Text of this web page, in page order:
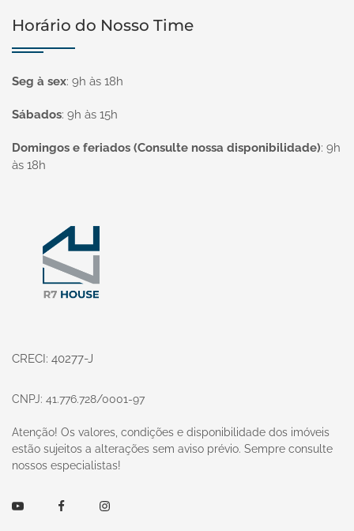
Horário do Nosso Time
Seg à sex: 9h às 18h
Sábados: 9h às 15h
Domingos e feriados (Consulte nossa disponibilidade): 9h
às 18h
CRECI: 40277-J
CNPJ: 41.776.728/0001-97
Atenção! Os valores, condições e disponibilidade dos imóveis
estão sujeitos a alterações sem aviso prévio. Sempre consulte
nossos especialistas!
Youtube FacebookInstagram